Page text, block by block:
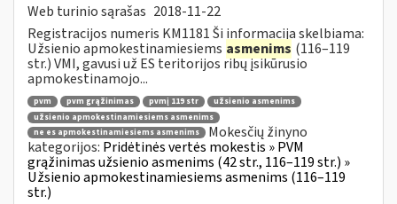
Web turinio sąrašas 2018-11-22
Registracijos numeris KM1181 Ši informacija skelbiama:
Užsienio apmokestinamiesiems asmenims (116–119
str.) VMI, gavusi už ES teritorijos ribų įsikūrusio
apmokestinamojo...
pvm pvm grąžinimas pvmį 119 str
užsienio asmenims
užsienio apmokestinamiesiems asmenims
ne es apmokestinamiesiems asmenims
Mokesčių žinyno
kategorijos: Pridėtinės vertės mokestis » PVM
grąžinimas užsienio asmenims (42 str., 116–119 str.) »
Užsienio apmokestinamiesiems asmenims (116–119
str.)